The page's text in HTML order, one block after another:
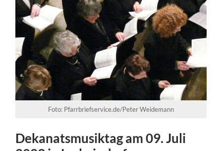
Foto: Pfarrbriefservice.de/Peter Weidemann
Dekanatsmusiktag am 09. Juli